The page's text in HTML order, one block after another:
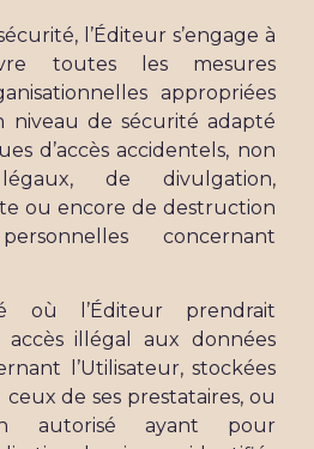
l’Éditeur s’engage à
toutes les mesures
appropriées
niveau de sécurité adapté
d’accès accidentels, non
de divulgation,
ou encore de destruction
concernant
où l’Éditeur prendrait
accès illégal aux données
l’Utilisateur, stockées
de ses prestataires, ou
autorisé ayant pour